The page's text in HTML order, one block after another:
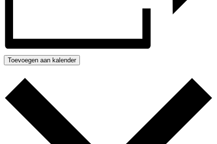
Toevoegen aan kalender